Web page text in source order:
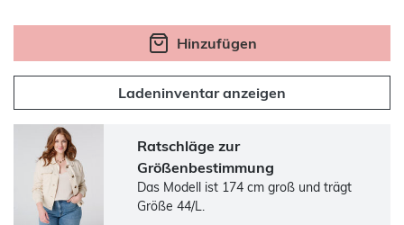
Hinzufügen
Ladeninventar anzeigen
Ratschläge zur
Größenbestimmung
Das Modell ist 174 cm groß und trägt
Größe 44/L.